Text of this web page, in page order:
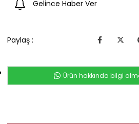
Gelince Haber Ver
Paylaş :
Ürün hakkında bilgi